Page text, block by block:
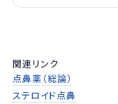
関連リンク
点鼻薬（総論）
ステロイド点鼻